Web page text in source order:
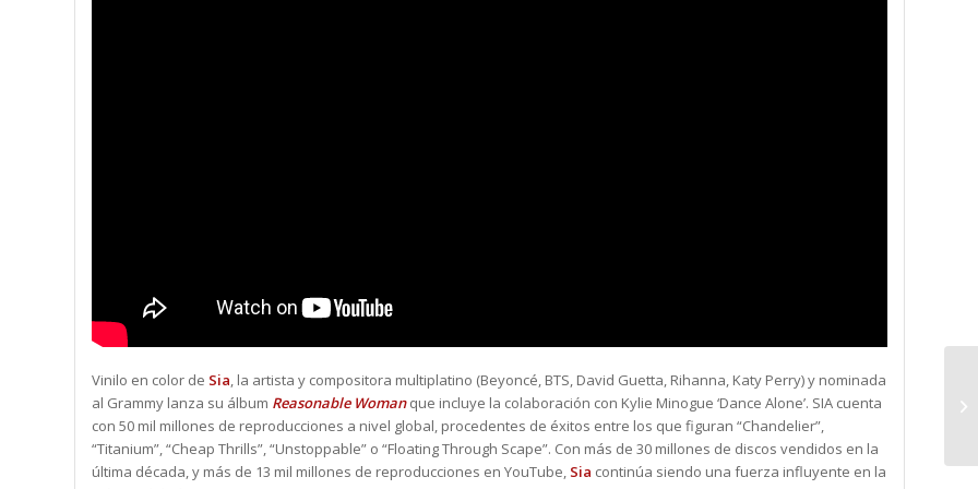
Vinilo en color de Sia, la artista y compositora multiplatino (Beyoncé, BTS, David Guetta, Rihanna, Katy Perry) y nominada
al Grammy lanza su álbum Reasonable Woman que incluye la colaboración con Kylie Minogue ‘Dance Alone’. SIA cuenta
con 50 mil millones de reproducciones a nivel global, procedentes de éxitos entre los que figuran “Chandelier”,
“Titanium”, “Cheap Thrills”, “Unstoppable” o “Floating Through Scape”. Con más de 30 millones de discos vendidos en la
última década, y más de 13 mil millones de reproducciones en YouTube, Sia continúa siendo una fuerza influyente en la